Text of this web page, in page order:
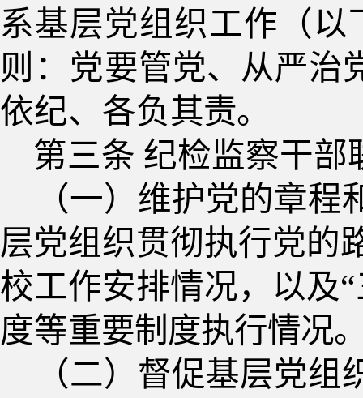
系基层党组织工作（
则：党要管党、从严治
依纪、各负其责。
第三条 纪检监察干部
（一）维护党的章
层党组织贯彻执行党的
校工作安排情况，以及
度等重要制度执行情况
（二）督促基层党